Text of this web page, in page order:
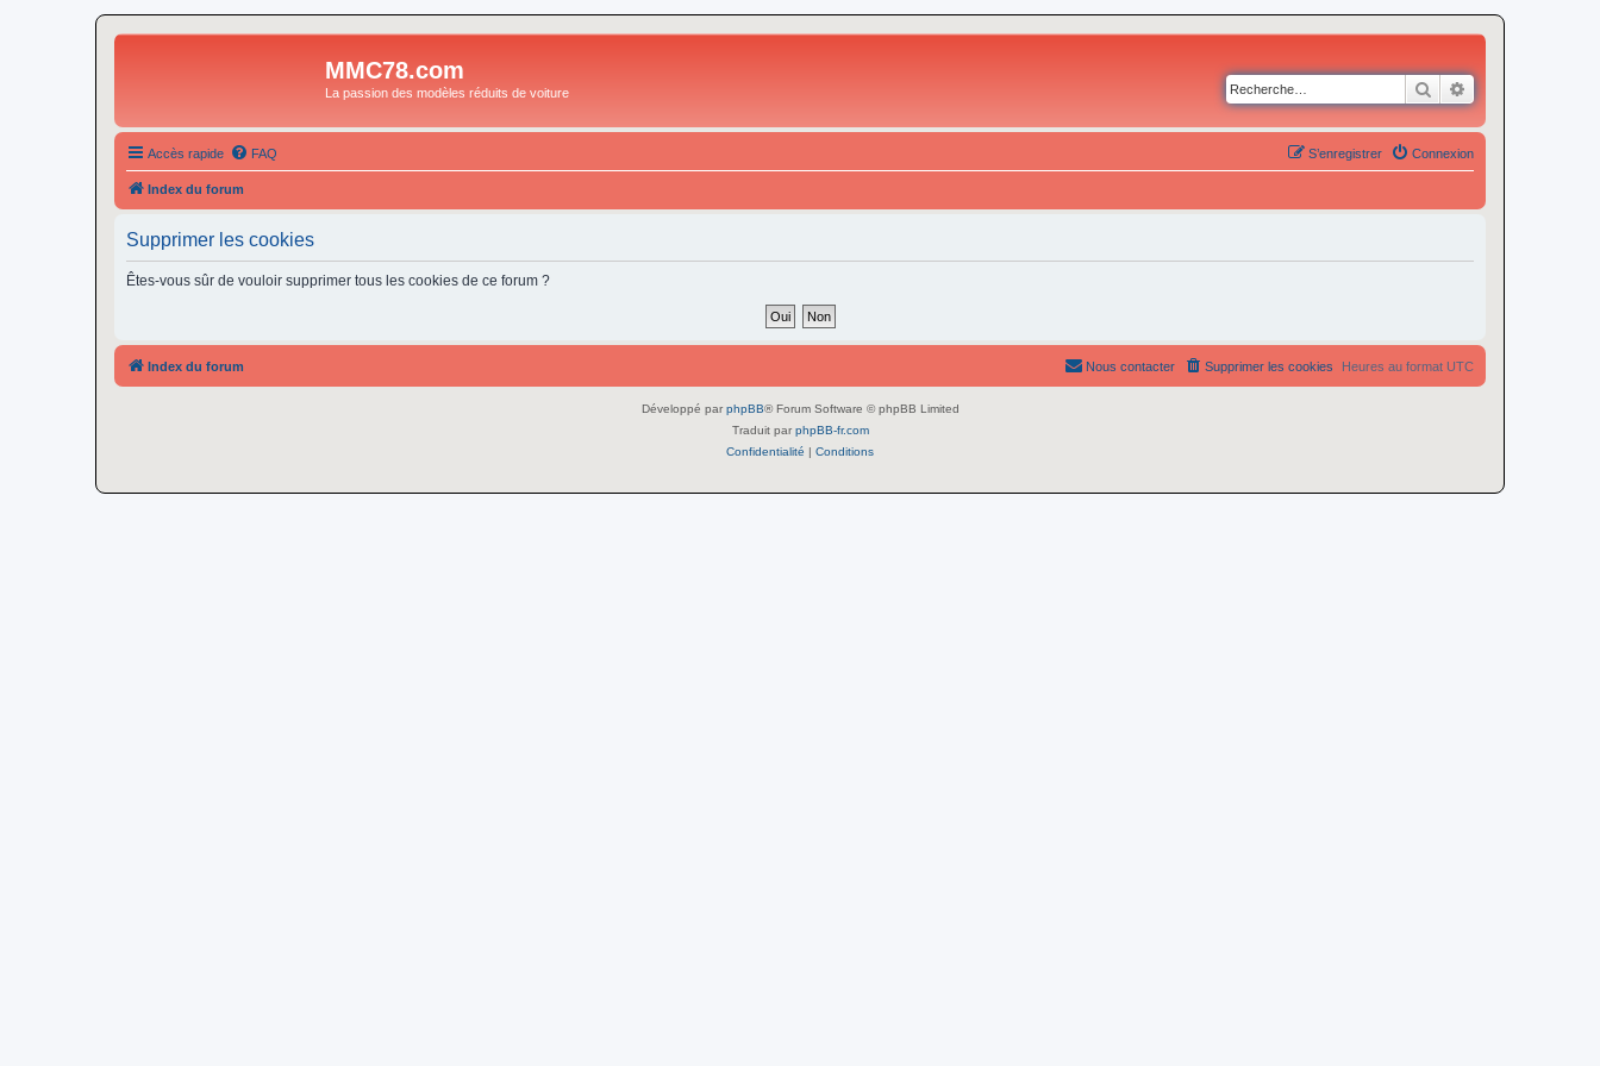
MMC78.com
La passion des modèles réduits de voiture Rechercher
Accès rapide FAQ Connexion
S’enregistrer
Index du forum
Supprimer les cookies
Êtes-vous sûr de vouloir supprimer tous les cookies de ce forum ?
Index du forum Heures au format UTC
Supprimer les cookies
Nous contacter
Développé par phpBB® Forum Software © phpBB Limited
Traduit par phpBB-fr.com
Confidentialité | Conditions